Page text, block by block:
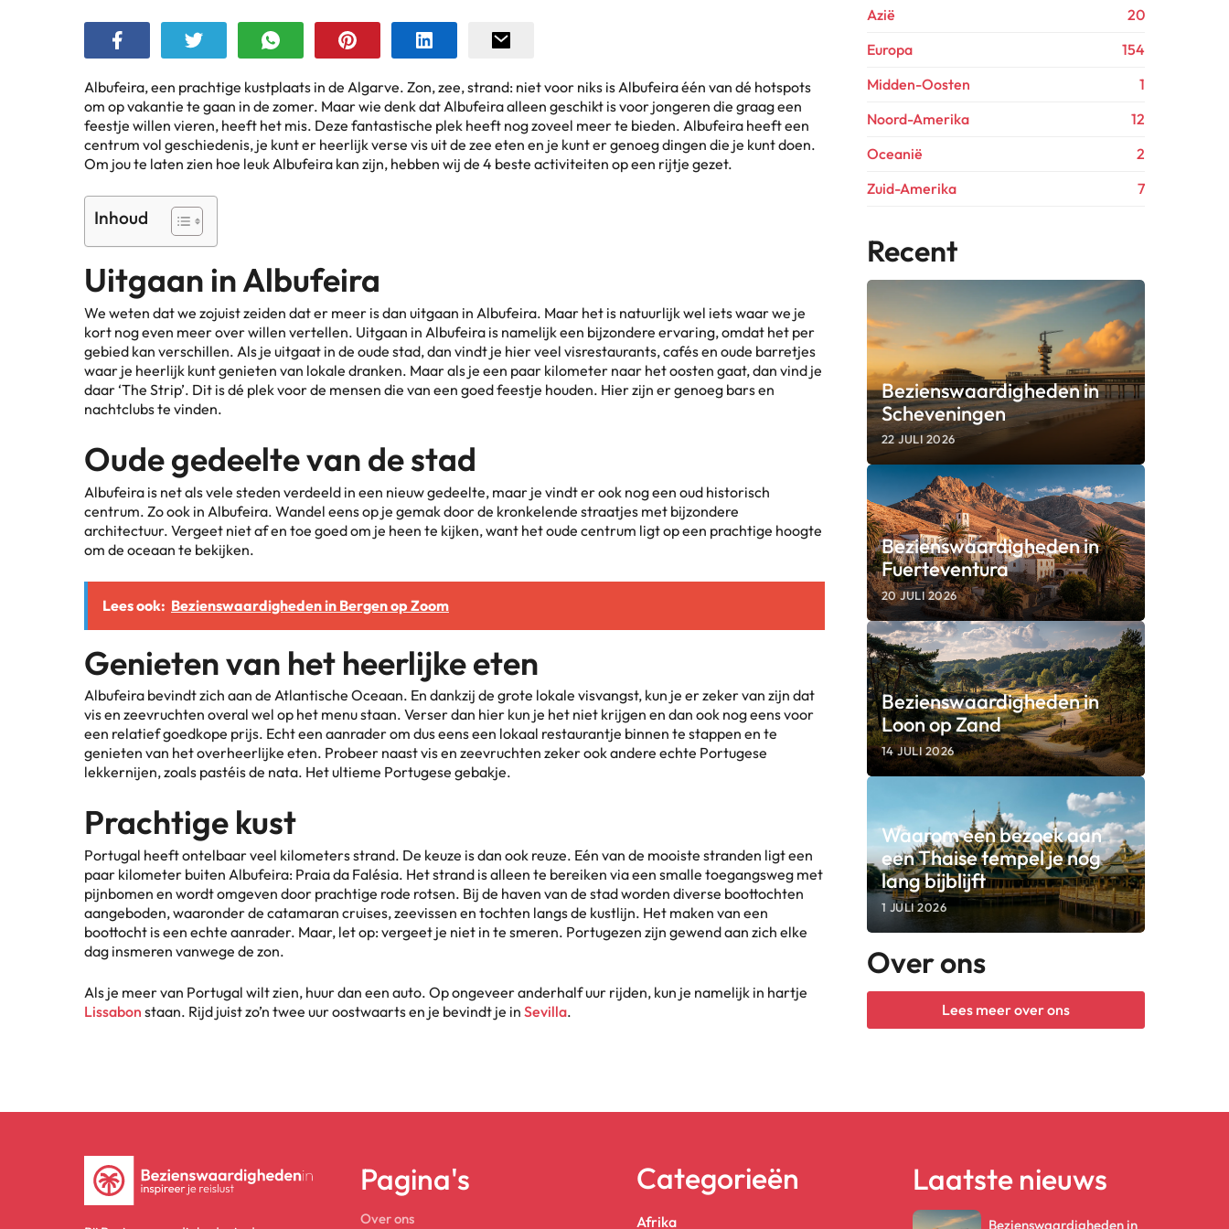
Albufeira, een prachtige kustplaats in de Algarve. Zon, zee, strand: niet voor niks is Albufeira één van dé hotspots
om op vakantie te gaan in de zomer. Maar wie denk dat Albufeira alleen geschikt is voor jongeren die graag een
feestje willen vieren, heeft het mis. Deze fantastische plek heeft nog zoveel meer te bieden. Albufeira heeft een
centrum vol geschiedenis, je kunt er heerlijk verse vis uit de zee eten en je kunt er genoeg dingen die je kunt doen.
Om jou te laten zien hoe leuk Albufeira kan zijn, hebben wij de 4 beste activiteiten op een rijtje gezet.
Inhoud
Uitgaan in Albufeira
We weten dat we zojuist zeiden dat er meer is dan uitgaan in Albufeira. Maar het is natuurlijk wel iets waar we je
kort nog even meer over willen vertellen. Uitgaan in Albufeira is namelijk een bijzondere ervaring, omdat het per
gebied kan verschillen. Als je uitgaat in de oude stad, dan vindt je hier veel visrestaurants, cafés en oude barretjes
waar je heerlijk kunt genieten van lokale dranken. Maar als je een paar kilometer naar het oosten gaat, dan vind je
daar ‘The Strip’. Dit is dé plek voor de mensen die van een goed feestje houden. Hier zijn er genoeg bars en
nachtclubs te vinden.
Oude gedeelte van de stad
Albufeira is net als vele steden verdeeld in een nieuw gedeelte, maar je vindt er ook nog een oud historisch
centrum. Zo ook in Albufeira. Wandel eens op je gemak door de kronkelende straatjes met bijzondere
architectuur. Vergeet niet af en toe goed om je heen te kijken, want het oude centrum ligt op een prachtige hoogte
om de oceaan te bekijken.
Lees ook: Bezienswaardigheden in Bergen op Zoom
Genieten van het heerlijke eten
Albufeira bevindt zich aan de Atlantische Oceaan. En dankzij de grote lokale visvangst, kun je er zeker van zijn dat
vis en zeevruchten overal wel op het menu staan. Verser dan hier kun je het niet krijgen en dan ook nog eens voor
een relatief goedkope prijs. Echt een aanrader om dus eens een lokaal restaurantje binnen te stappen en te
genieten van het overheerlijke eten. Probeer naast vis en zeevruchten zeker ook andere echte Portugese
lekkernijen, zoals pastéis de nata. Het ultieme Portugese gebakje.
Prachtige kust
Portugal heeft ontelbaar veel kilometers strand. De keuze is dan ook reuze. Eén van de mooiste stranden ligt een
paar kilometer buiten Albufeira: Praia da Falésia. Het strand is alleen te bereiken via een smalle toegangsweg met
pijnbomen en wordt omgeven door prachtige rode rotsen. Bij de haven van de stad worden diverse boottochten
aangeboden, waaronder de catamaran cruises, zeevissen en tochten langs de kustlijn. Het maken van een
boottocht is een echte aanrader. Maar, let op: vergeet je niet in te smeren. Portugezen zijn gewend aan zich elke
dag insmeren vanwege de zon.
Als je meer van Portugal wilt zien, huur dan een auto. Op ongeveer anderhalf uur rijden, kun je namelijk in hartje
Lissabon staan. Rijd juist zo’n twee uur oostwaarts en je bevindt je in Sevilla.
Azië
20
Europa
154
Midden-Oosten
1
Noord-Amerika
12
Oceanië
2
Zuid-Amerika
7
Recent
Bezienswaardigheden in
Scheveningen
22 JULI 2026
Bezienswaardigheden in
Fuerteventura
20 JULI 2026
Bezienswaardigheden in
Loon op Zand
14 JULI 2026
Waarom een bezoek aan
een Thaise tempel je nog
lang bijblijft
1 JULI 2026
Over ons
Lees meer over ons
Pagina's
Over ons
Categorieën
Afrika
Laatste nieuws
Bezienswaardigheden in